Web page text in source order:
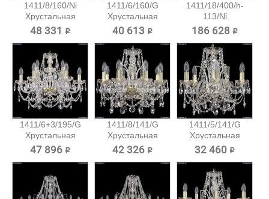
1411/8/160/Ni
Хрустальная
подвесная...
48 331 ₽
1411/6/160/G
Хрустальная
подвесная...
40 613 ₽
1411/18/400/h-
113/Ni
Хрустальная...
186 628 ₽
1411/6+3/195/G
Хрустальная
подвесная...
47 896 ₽
1411/8/141/G
Хрустальная
подвесная...
42 326 ₽
1411/5/141/G
Хрустальная
подвесная...
32 460 ₽